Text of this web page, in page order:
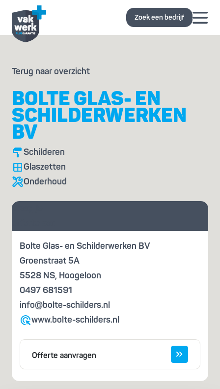
Zoek een bedrijf
Terug naar overzicht
BOLTE GLAS- EN
SCHILDERWERKEN
BV
Schilderen
Glaszetten
Onderhoud
Vraag je
Bolte Glas- en Schilderwerken BV
Groenstraat 5A
5528 NS, Hoogeloon
0497 681591
info@bolte-schilders.nl
www.bolte-schilders.nl
Offerte aanvragen